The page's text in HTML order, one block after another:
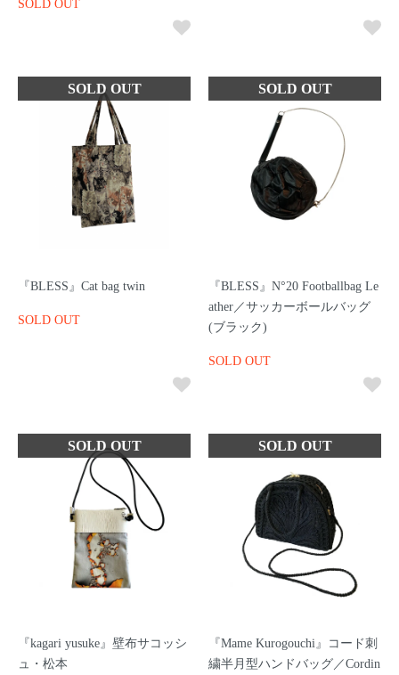
SOLD OUT
『BLESS』Cat bag twin
SOLD OUT
『BLESS』N°20 Footballbag Le
ather／サッカーボールバッグ
(ブラック)
SOLD OUT
『kagari yusuke』壁布サコッシ
ュ・松本
『Mame Kurogouchi』コード刺
繍半月型ハンドバッグ／Cordin